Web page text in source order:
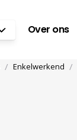
Over ons
/ Enkelwerkend /